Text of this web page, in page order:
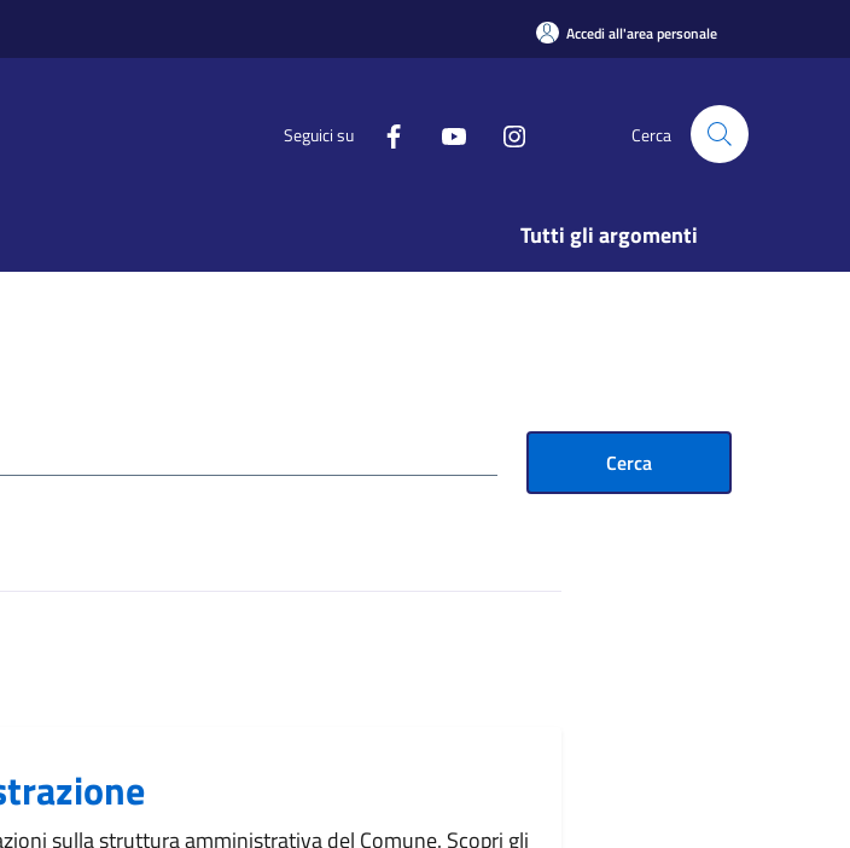
Accedi all'area personale
Seguici su Cerca
Tutti gli argomenti
Cerca
Risultati
sulla struttura amministrativa del Comune. Scopri gli